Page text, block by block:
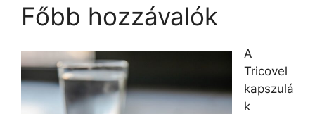
Főbb hozzávalók
A
Tricovel
kapszulá
k